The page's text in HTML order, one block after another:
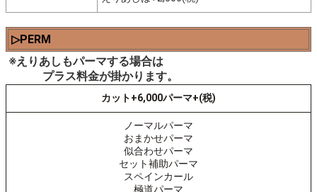
▷PERM
※えりあしもパーマする場合は
プラス料金が掛かります。
カット+6,000パーマ+(税)
ノーマルパーマ
おまかせパーマ
似合わせパーマ
セット補助パーマ
スペインカール
極道パーマ